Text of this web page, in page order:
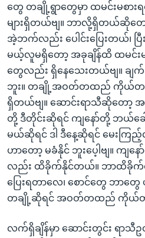
တွေ တချို့ရွာတွေမှာ ထမင်းမစား
များရှိတယ်ဗျ။ ဘာလို့ရှိတယ်ဆိုတ
အဲ့ဘက်လည်း ပေါင်းပြေးတယ်၊ ပ
မယ့်လူမရှိတော့ အခုချိန်ထိ ထမင်းမ
တွေလည်း ရှိနေသေးတယ်ဗျ။ ချက်ခ
ဘူး။ တချို့အဝတ်တထည် ကိုယ်တခု
ရှိတယ်ဗျ။ ဆောင်းရာသီဆိုတော့
တို့ ဒီတိုင်းဆိုရင် ကျနော်တို့ ဘယ်
မယ်ဆိုရင် ဒါ ဒီနေ့ဆိုရင် မေးကြ
ဟာတော့ မခံနိုင် ဘူးပေ့ါဗျ။ ကျန
လည်း ထိခိုက်နိုင်တယ်။ ဘာထိခိုက်လဲ
ပြေးရတာလေ၊ စောင်တွေ ဘာတွ
တချို့ဆိုရင် အဝတ်တထည် ကိုယ်တခုနဲ့
လက်ရှိချိန်မှာ ဆောင်းတွင်း ရာသီ